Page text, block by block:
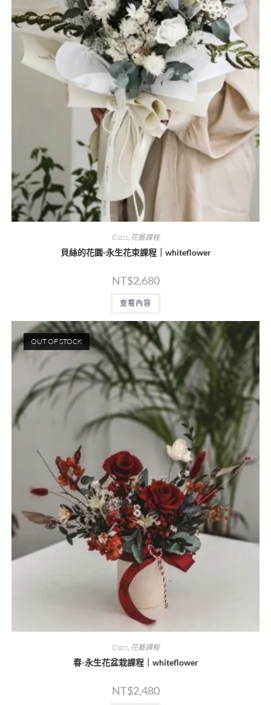
Class 花藝課程
貝絲的花園-永生花束課程｜whiteflower
NT$2,680
查看內容
OUT OF STOCK
Class, 花藝課程
春-永生花盆栽課程｜whiteflower
NT$2,480